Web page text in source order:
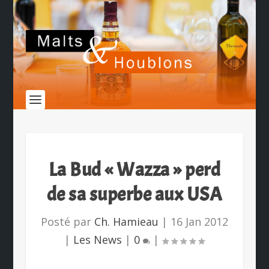
La Bud « Wazza » perd
de sa superbe aux USA
Posté par Ch. Hamieau | 16 Jan 2012
| Les News | 0 |